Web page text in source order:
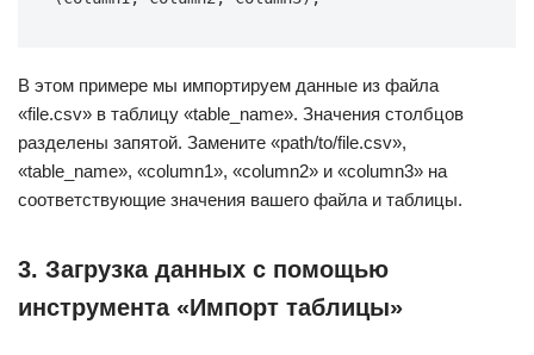
В этом примере мы импортируем данные из файла
«file.csv» в таблицу «table_name». Значения столбцов
разделены запятой. Замените «path/to/file.csv»,
«table_name», «column1», «column2» и «column3» на
соответствующие значения вашего файла и таблицы.
3. Загрузка данных с помощью
инструмента «Импорт таблицы»